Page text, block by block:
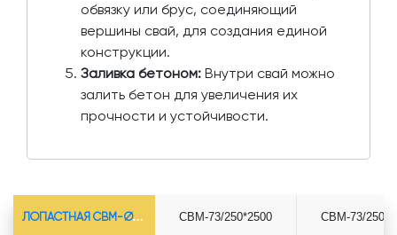
обвязку или брус, соединяющий
вершины свай, для создания единой
конструкции.
Заливка бетоном: Внутри свай можно
залить бетон для увеличения их
прочности и устойчивости.
ЛОПАСТНАЯ СВМ-Ø73*5.5 СВМ-73/250*2500 СВМ-73/